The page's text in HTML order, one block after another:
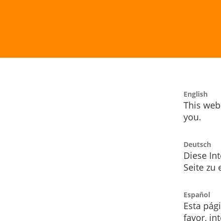
English
This
you.
Deutsch
Diese
Seite zu
Español
Esta
favor,